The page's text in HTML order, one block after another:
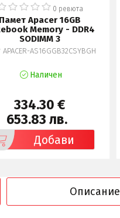
0 ревюта
Памет Apacer 16GB
Memory - DDR4
SODIMM 3
APACER-AS16GGB32CSYBGH
Наличен
334.30 €
653.83 лв.
Добави
Описание